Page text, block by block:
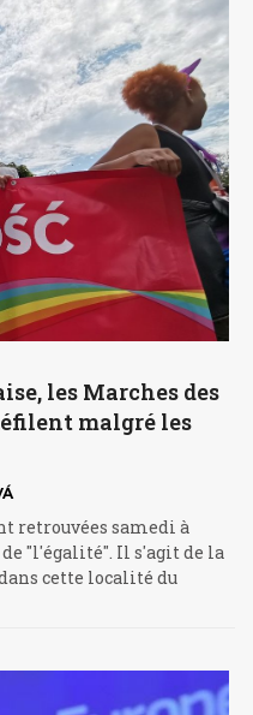
les Marches des
malgré les
retrouvées samedi à
"l'égalité". Il s'agit de la
cette localité du